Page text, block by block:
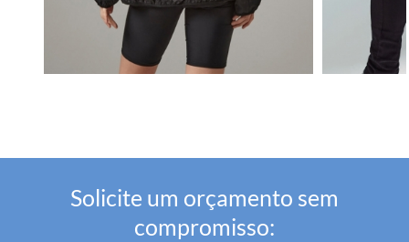
Solicite um orçamento sem
compromisso: